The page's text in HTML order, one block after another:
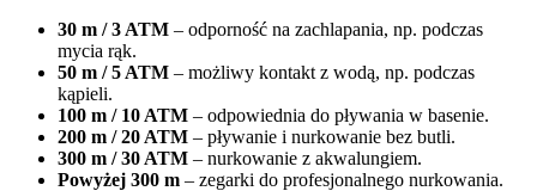
30 m / 3 ATM – odporność na zachlapania, np. podczas
mycia rąk.
50 m / 5 ATM – możliwy kontakt z wodą, np. podczas
kąpieli.
100 m / 10 ATM – odpowiednia do pływania w basenie.
200 m / 20 ATM – pływanie i nurkowanie bez butli.
300 m / 30 ATM – nurkowanie z akwalungiem.
Powyżej 300 m – zegarki do profesjonalnego nurkowania.